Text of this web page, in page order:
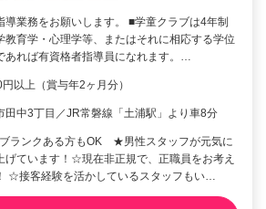
導業務をお願いします。 ■学童クラブは4年制
教育学・心理学等、またはそれに相応する学位
あれば有資格者指導員になれます。…
以上（賞与年2ヶ月分）
田中3丁目／JR常磐線「土浦駅」より車8分
ランクある方もOK ★男性スタッフが元気に
げています！☆現在非正規で、正職員をお考え
☆接客経験を活かしているスタッフもい…